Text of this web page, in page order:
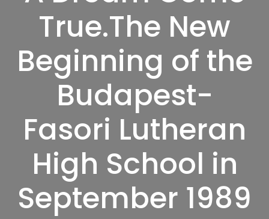
True.The New
Beginning of the
Budapest-
Fasori Lutheran
High School in
September 1989